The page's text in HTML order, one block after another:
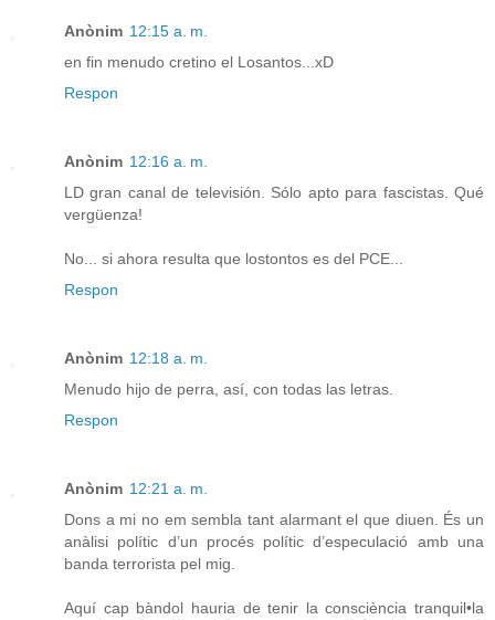
Anònim 12:15 a. m.
en fin menudo cretino el Losantos...xD
Respon
Anònim 12:16 a. m.
LD gran canal de televisión. Sólo apto para fascistas. Qué
vergüenza!
No... si ahora resulta que lostontos es del PCE...
Respon
Anònim 12:18 a. m.
Menudo hijo de perra, así, con todas las letras.
Respon
Anònim 12:21 a. m.
Dons a mi no em sembla tant alarmant el que diuen. És un
anàlisi polític d’un procés polític d’especulació amb una
banda terrorista pel mig.
Aquí cap bàndol hauria de tenir la consciència tranquil•la